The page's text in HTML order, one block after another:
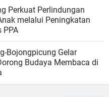
Perkuat Perlindungan
melalui Peningkatan
PPA
Bojongpicung Gelar
Budaya Membaca di